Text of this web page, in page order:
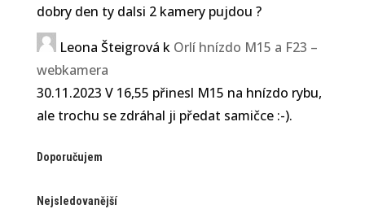
dobry den ty dalsi 2 kamery pujdou ?
Leona Šteigrová k Orlí hnízdo M15 a F23 –
webkamera
30.11.2023 V 16,55 přinesl M15 na hnízdo rybu,
ale trochu se zdráhal ji předat samičce :-).
Doporučujem
Nejsledovanější